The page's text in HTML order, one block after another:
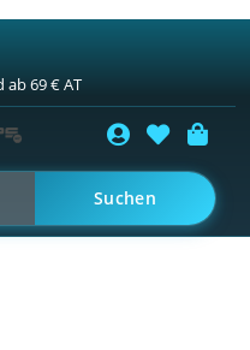
ab 69 € AT
Suchen